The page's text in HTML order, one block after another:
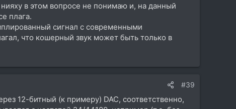
в этом вопросе не понимаю и, на данный
плага.
сигнал с современными
что кошерный звук может быть только в
#39
12-битный (к примеру) DAC, соответственно,